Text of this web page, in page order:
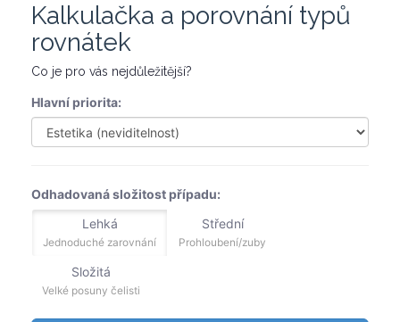
Kalkulačka a porovnání typů
rovnátek
Co je pro vás nejdůležitější?
Hlavní priorita:
Odhadovaná složitost případu:
Lehká
Jednoduché zarovnání
Střední
Prohloubení/zuby
Složitá
Velké posuny čelisti